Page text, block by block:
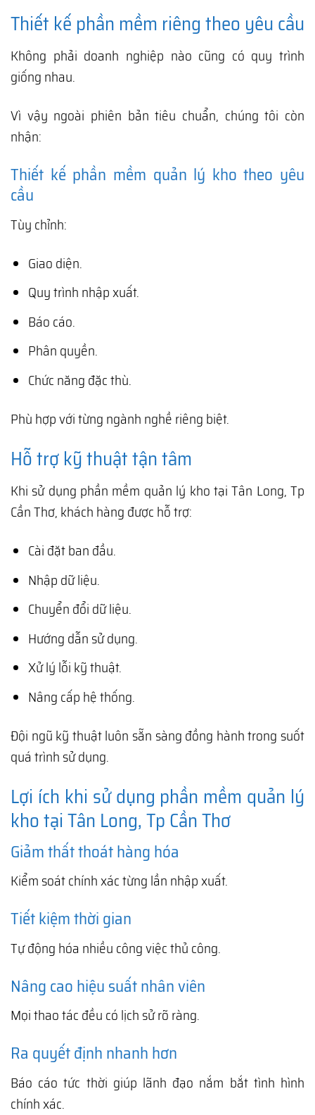
Thiết kế phần mềm riêng theo yêu cầu
Không phải doanh nghiệp nào cũng có quy trình
giống nhau.
Vì vậy ngoài phiên bản tiêu chuẩn, chúng tôi còn
nhận:
Thiết kế phần mềm quản lý kho theo yêu
cầu
Tùy chỉnh:
Giao diện.
Quy trình nhập xuất.
Báo cáo.
Phân quyền.
Chức năng đặc thù.
Phù hợp với từng ngành nghề riêng biệt.
Hỗ trợ kỹ thuật tận tâm
Khi sử dụng phần mềm quản lý kho tại Tân Long, Tp
Cần Thơ, khách hàng được hỗ trợ:
Cài đặt ban đầu.
Nhập dữ liệu.
Chuyển đổi dữ liệu.
Hướng dẫn sử dụng.
Xử lý lỗi kỹ thuật.
Nâng cấp hệ thống.
Đội ngũ kỹ thuật luôn sẵn sàng đồng hành trong suốt
quá trình sử dụng.
Lợi ích khi sử dụng phần mềm quản lý
kho tại Tân Long, Tp Cần Thơ
Giảm thất thoát hàng hóa
Kiểm soát chính xác từng lần nhập xuất.
Tiết kiệm thời gian
Tự động hóa nhiều công việc thủ công.
Nâng cao hiệu suất nhân viên
Mọi thao tác đều có lịch sử rõ ràng.
Ra quyết định nhanh hơn
Báo cáo tức thời giúp lãnh đạo nắm bắt tình hình
chính xác.